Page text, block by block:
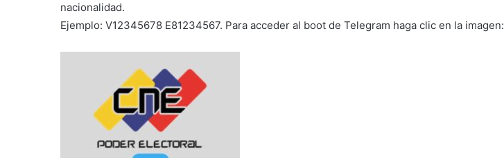
nacionalidad.
Ejemplo: V12345678 E81234567. Para acceder al boot de Telegram haga clic en la imagen: